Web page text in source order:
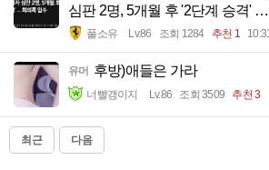
심판 2명, 5개월 후 '2단계 승격'
풀소유 Lv.86 조회 1284 추천 1 10:31
유머 후방)애들은 가라
너빨갱이지 Lv.86 조회 3509 추천 3
최근 다음